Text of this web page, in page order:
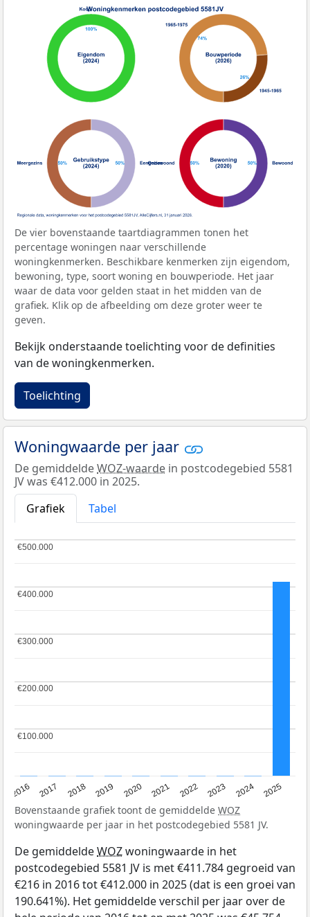
De vier bovenstaande taartdiagrammen tonen het
percentage woningen naar verschillende
woningkenmerken. Beschikbare kenmerken zijn eigendom,
bewoning, type, soort woning en bouwperiode. Het jaar
waar de data voor gelden staat in het midden van de
grafiek. Klik op de afbeelding om deze groter weer te
geven.
Bekijk onderstaande toelichting voor de definities
van de woningkenmerken.
Toelichting
Woningwaarde per jaar
De gemiddeldeWOZ-waarde in postcodegebied 5581
JV was €412.000 in 2025.
Grafiek
Tabel
2016 2017 2018 2019 2020 2021 2022 2023 2024 2025
€100.000
€100.000
€200.000
€200.000
€300.000
€300.000
€400.000
€400.000
€500.000
€500.000
Bovenstaande grafiek toont de gemiddelde WOZ
woningwaarde per jaar in het postcodegebied 5581 JV.
De gemiddeldeWOZwoningwaarde in het
postcodegebied 5581 JV is met €411.784 gegroeid van
€216 in 2016 tot €412.000 in 2025 (dat is een groei van
190.641%). Het gemiddelde verschil per jaar over de